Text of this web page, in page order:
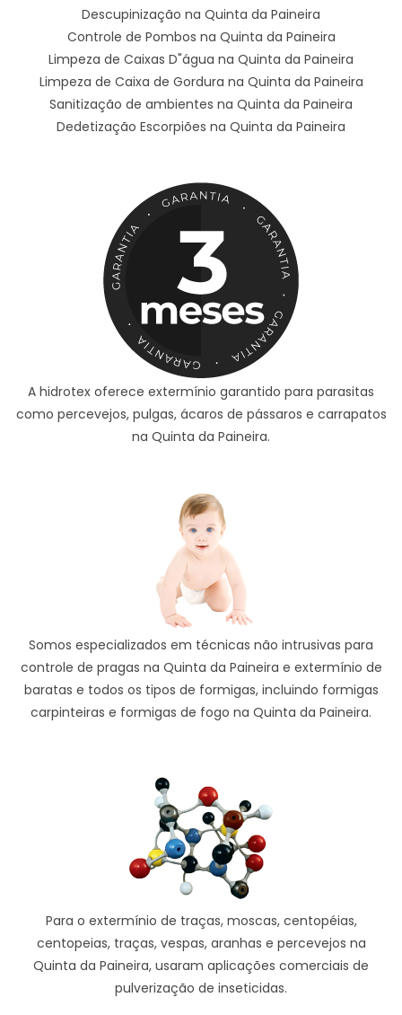
Descupinização na Quinta da Paineira
Controle de Pombos na Quinta da Paineira
Limpeza de Caixas D"água na Quinta da Paineira
Limpeza de Caixa de Gordura na Quinta da Paineira
Sanitização de ambientes na Quinta da Paineira
Dedetização Escorpiões na Quinta da Paineira
A hidrotex oferece extermínio garantido para parasitas
como percevejos, pulgas, ácaros de pássaros e carrapatos
na Quinta da Paineira.
Somos especializados em técnicas não intrusivas para
controle de pragas na Quinta da Paineira e extermínio de
baratas e todos os tipos de formigas, incluindo formigas
carpinteiras e formigas de fogo na Quinta da Paineira.
Para o extermínio de traças, moscas, centopéias,
centopeias, traças, vespas, aranhas e percevejos na
Quinta da Paineira, usaram aplicações comerciais de
pulverização de inseticidas.